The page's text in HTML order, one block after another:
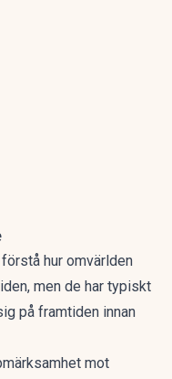
hur omvärlden
men de har typiskt
på framtiden innan
mot